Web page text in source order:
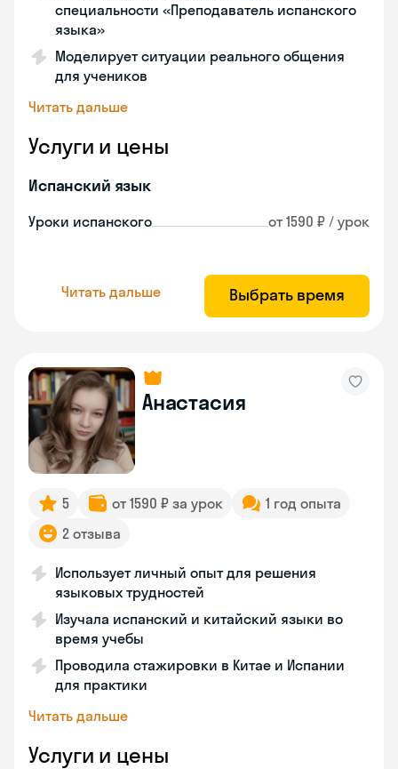
специальности «Преподаватель испанского
языка»
Моделирует ситуации реального общения
для учеников
Читать дальше
Услуги и цены
Испанский язык
Уроки испанского от 1590 ₽ / урок
Читать дальше Выбрать время
Анастасия
5 от 1590 ₽ за урок
1 год опыта
2 отзыва
Использует личный опыт для решения
языковых трудностей
Изучала испанский и китайский языки во
время учебы
Проводила стажировки в Китае и Испании
для практики
Читать дальше
Услуги и цены